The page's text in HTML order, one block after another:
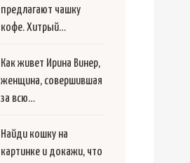
предлагают чашку
кофе. Хитрый…
Как живет Ирина Винер,
женщина, совершившая
за всю…
Найди кошку на
картинке и докажи, что